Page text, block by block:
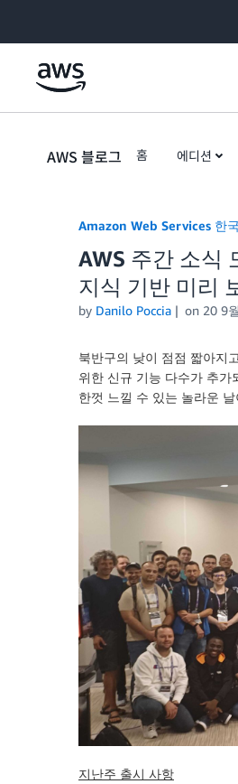
AWS 블로그 홈 에디션
Amazon Web Services 한
AWS 주간 소식
지식 기반 미리
by Danilo Poccia on 20 9
북반구의 낮이 점점 짧아지
위한 신규 기능 다수가 추가
한껏 느낄 수 있는 놀라운
지난주 출시 사항